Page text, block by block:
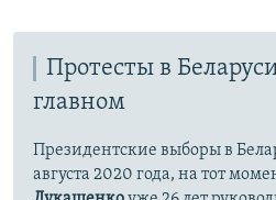
Протесты в
главном
Президентские выборы в
августа 2020 года, на тот